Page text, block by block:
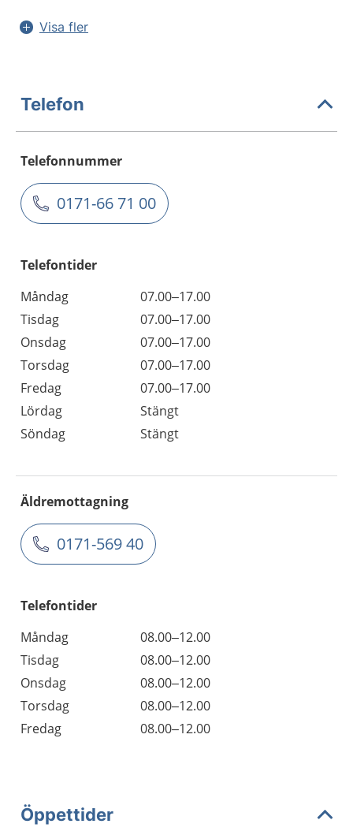
Visa fler
Telefon
Telefonnummer
0171-66 71 00
Telefontider
Måndag
07.00–17.00
Tisdag
07.00–17.00
Onsdag
07.00–17.00
Torsdag
07.00–17.00
Fredag
07.00–17.00
Lördag
Stängt
Söndag
Stängt
Äldremottagning
0171-569 40
Telefontider
Måndag
08.00–12.00
Tisdag
08.00–12.00
Onsdag
08.00–12.00
Torsdag
08.00–12.00
Fredag
08.00–12.00
Öppettider